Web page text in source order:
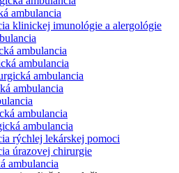
ambulancia
klinickej imunológie a alergológie
ambulancia
ambulancia
ambulancia
ambulancia
ambulancia
ambulancia
rýchlej lekárskej pomoci
úrazovej chirurgie
ambulancia